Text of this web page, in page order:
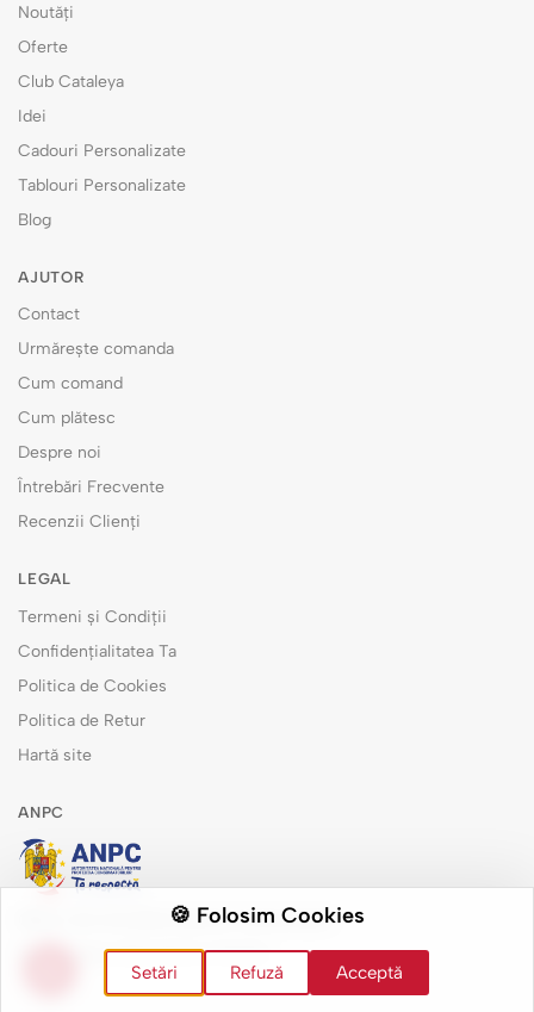
🍪 Folosim Cookies
Setări Refuză Acceptă
Noutăți
Oferte
Club Cataleya
Idei
Cadouri Personalizate
Tablouri Personalizate
Blog
AJUTOR
Contact
Urmărește comanda
Cum comand
Cum plătesc
Despre noi
Întrebări Frecvente
Recenzii Clienți
LEGAL
Termeni și Condiții
Confidențialitatea Ta
Politica de Cookies
Politica de Retur
Hartă site
ANPC
Măsuri de remediere pentru consumatori
Soluționarea alternativă a litigiilor